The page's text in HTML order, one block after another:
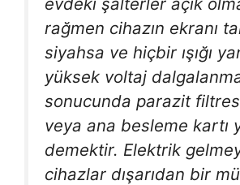
rağmen cihazın ekranı
siyahsa ve hiçbir ışığı
yüksek voltaj
sonucunda parazit
veya ana besleme kartı
demektir. Elektrik
cihazlar dışarıdan bir